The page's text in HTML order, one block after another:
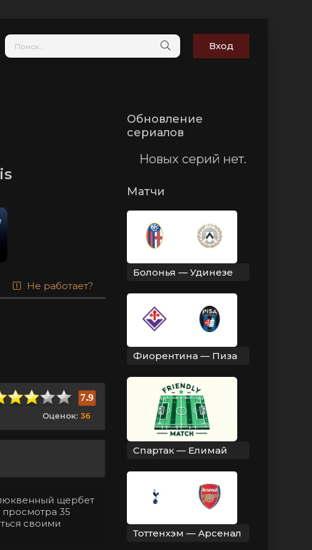
Вход
Не работает?
7.9
Оценок: 36
щербет
просмотра 35
своими
Обновление
сериалов
Новых серий нет.
Матчи
Болонья — Удинезе
Фиорентина — Пиза
Спартак — Елимай
Тоттенхэм — Арсенал